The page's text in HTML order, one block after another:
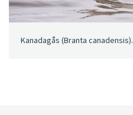
Kanadagås (Branta